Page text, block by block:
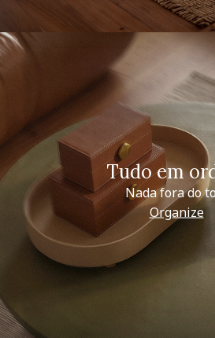
Tudo em
Nada fora do
Organize